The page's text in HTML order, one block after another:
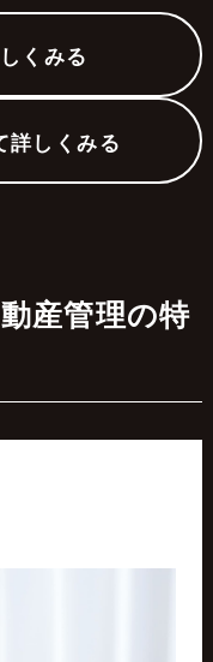
くみる
詳しくみる
産管理の特